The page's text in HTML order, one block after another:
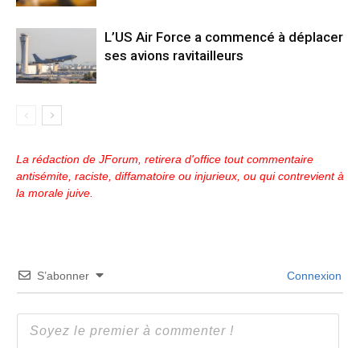
L’US Air Force a commencé à déplacer
ses avions ravitailleurs
La rédaction de JForum, retirera d'office tout commentaire
antisémite, raciste, diffamatoire ou injurieux, ou qui contrevient à
la morale juive.
S’abonner Connexion